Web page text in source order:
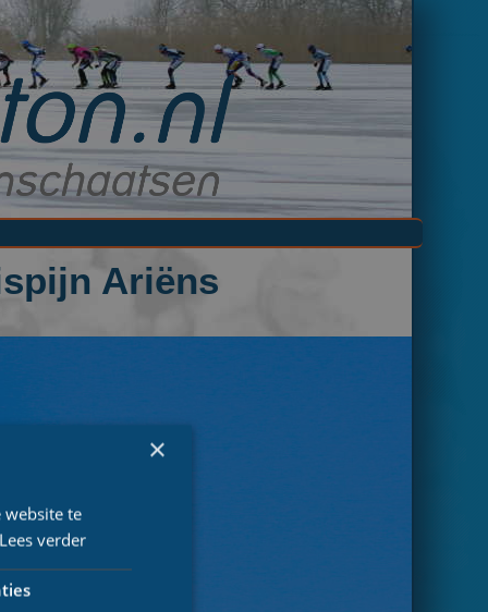
Ariëns
×
website te
Lees verder